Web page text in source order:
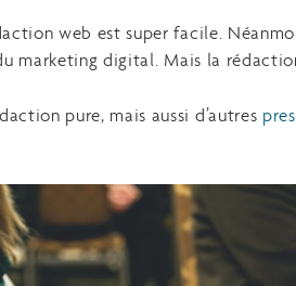
web est super facile.
marketing digital. Mais la
pure, mais aussi d’autres